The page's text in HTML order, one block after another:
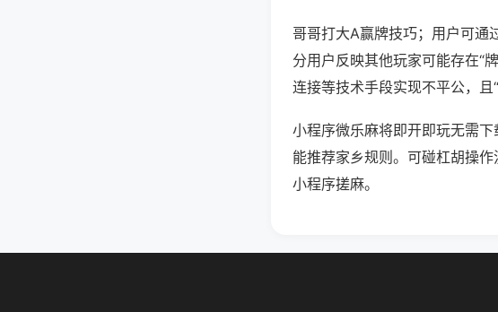
哥哥打大A赢牌技巧；用户可通
分用户反映其他玩家可能存在“
连接等技术手段实现不平公，且“
小程序微乐麻将即开即玩无需
能推荐家乡规则。可碰杠胡操
小程序搓麻。